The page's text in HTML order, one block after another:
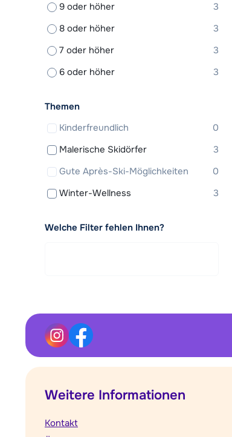
9 oder höher
3
8 oder höher
3
7 oder höher
3
6 oder höher
3
Themen
Kinderfreundlich
0
Malerische Skidörfer
3
Gute Après-Ski-Möglichkeiten
0
Winter-Wellness
3
Welche Filter fehlen Ihnen?
Weitere Informationen
Kontakt